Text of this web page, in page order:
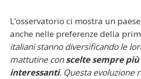
L’osservatorio ci mostra un
anche nelle preferenze della
italiani stanno diversificando le
mattutine conscelte sempre
interessanti. Questa evoluzione